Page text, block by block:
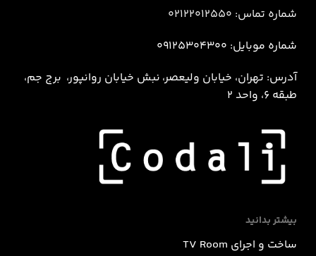
شماره تماس: 02122012550
شماره موبایل: 09125304300
آدرس: تهران، خیابان ولیعصر، نبش خيابان روانپور، برج جم،
طبقه 6، واحد 2
بیشتر بدانید
ساخت و اجرای TV Room